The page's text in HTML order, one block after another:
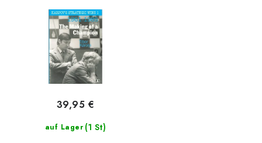
auf Lager (1 St)
39,95 €